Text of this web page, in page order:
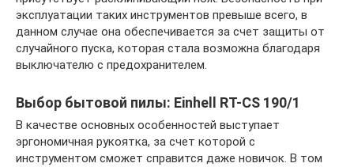
эксплуатации таких инструментов превыше всего, в
данном случае она обеспечивается за счет защиты от
случайного пуска, которая стала возможна благодаря
выключателю с предохранителем.
Выбор бытовой пилы: Einhell RT-CS 190/1
В качестве основных особенностей выступает
эргономичная рукоятка, за счет которой с
инструментом сможет справится даже новичок. В том